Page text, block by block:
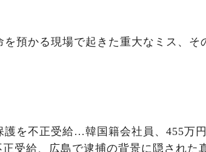
預かる現場で起きた重大なミス、そ
護を不正受給…韓国籍会社員、455万
受給、広島で逮捕の背景に隠された